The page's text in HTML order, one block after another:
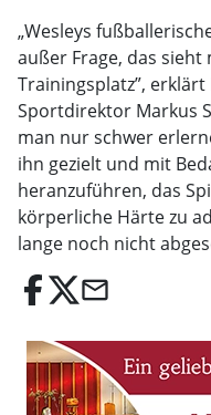
„Wesleys
außer Frage, das sieht
Trainingsplatz”,
Sportdirektor Markus
man nur schwer
ihn gezielt und mit
heranzuführen, das
körperliche Härte zu
lange noch nicht
email